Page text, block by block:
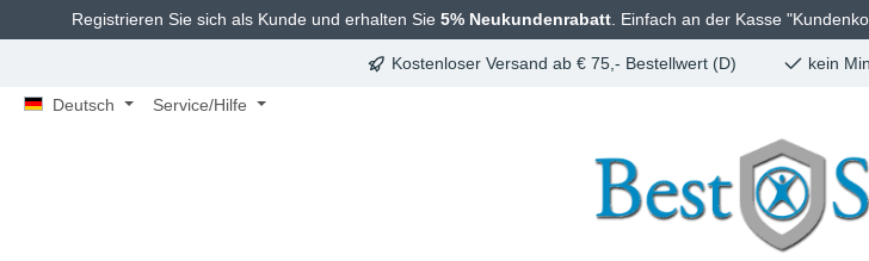
Zur Hauptnavigation springen
Registrieren Sie sich als Kunde und erhalten Sie 5% Neukundenrabatt . Einfach an der Kasse
Kostenloser Versand ab € 75,- Bestellwert (D) kein
Deutsch Service/Hilfe